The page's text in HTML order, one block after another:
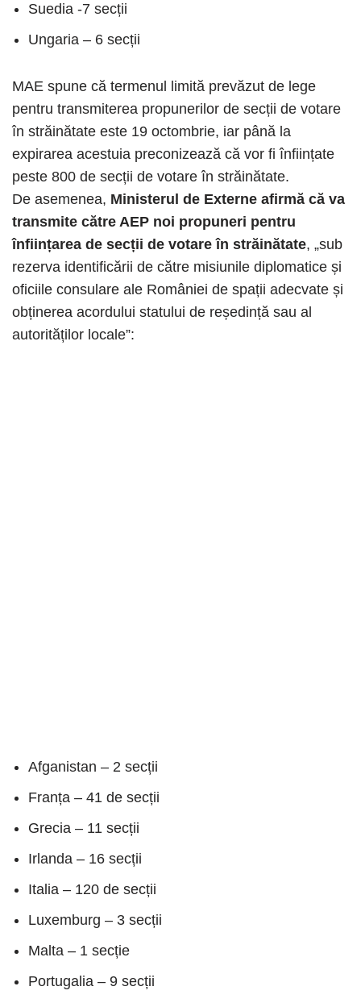
Suedia -7 secții
Ungaria – 6 secții
MAE spune că termenul limită prevăzut de lege
pentru transmiterea propunerilor de secții de votare
în străinătate este 19 octombrie, iar până la
expirarea acestuia preconizează că vor fi înființate
peste 800 de secții de votare în străinătate.
De asemenea, Ministerul de Externe afirmă că va
transmite către AEP noi propuneri pentru
înființarea de secții de votare în străinătate, „sub
rezerva identificării de către misiunile diplomatice și
oficiile consulare ale României de spații adecvate și
obținerea acordului statului de reședință sau al
autorităților locale”:
Afganistan – 2 secții
Franța – 41 de secții
Grecia – 11 secții
Irlanda – 16 secții
Italia – 120 de secții
Luxemburg – 3 secții
Malta – 1 secție
Portugalia – 9 secții